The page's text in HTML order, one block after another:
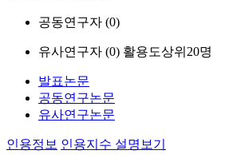
공동연구자 (0)
유사연구자 (0) 활용도상위20명
발표논문
공동연구논문
유사연구논문
인용정보 인용지수 설명보기